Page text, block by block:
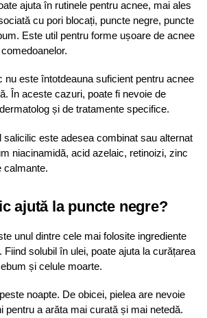
ajuta în rutinele pentru acnee, mai ales
cu pori blocați, puncte negre, puncte
Este util pentru forme ușoare de acnee
nu este întotdeauna suficient pentru acnee
În aceste cazuri, poate fi nevoie de
și de tratamente specifice.
salicilic este adesea combinat sau alternat
niacinamidă, acid azelaic, retinoizi, zinc
calmante.
ajută la puncte negre?
unul dintre cele mai folosite ingrediente
Fiind solubil în ulei, poate ajuta la curățarea
și celule moarte.
noapte. De obicei, pielea are nevoie
pentru a arăta mai curată și mai netedă.